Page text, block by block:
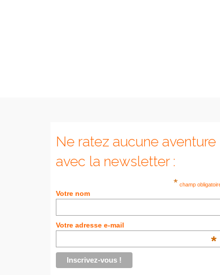
Ne ratez aucune aventure
avec la newsletter :
* champ
Votre nom
Votre adresse e-mail
*